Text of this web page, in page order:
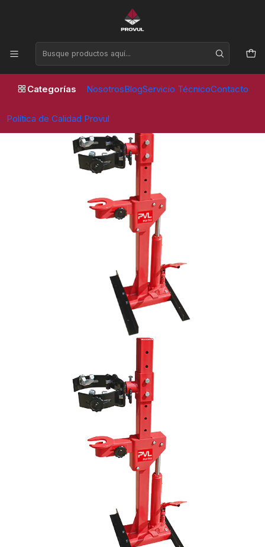
Categorías NosotrosBlogServicio TécnicoContacto
Política de Calidad Provul
Horario de atención Lunes a Viernes de 09:00 a 17:30 horas
Inicio Equipos de taller
Comprimidores de espirales